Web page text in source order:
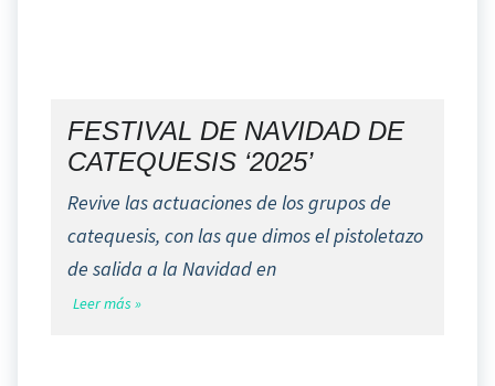
FESTIVAL DE NAVIDAD DE
CATEQUESIS ‘2025’
Revive las actuaciones de los grupos de
catequesis, con las que dimos el pistoletazo
de salida a la Navidad en
Leer más »